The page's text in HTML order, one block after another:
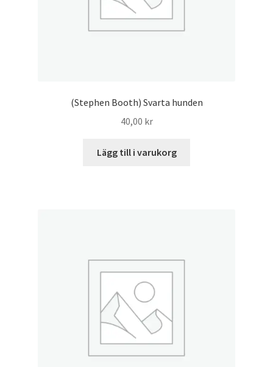
(Stephen Booth) Svarta hunden
40,00 kr
Lägg till i varukorg